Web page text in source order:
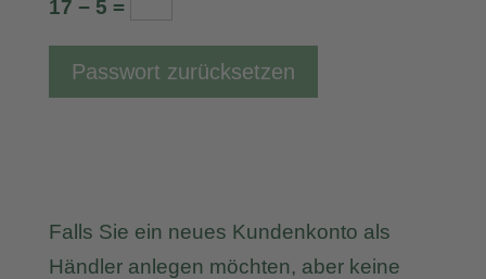
17 − 5 =
Passwort zurücksetzen
Falls Sie ein neues Kundenkonto als
Händler anlegen möchten, aber keine